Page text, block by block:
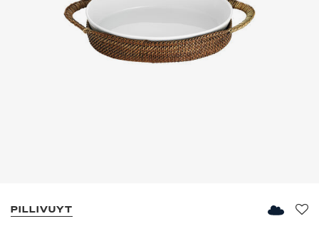
PILLIVUYT